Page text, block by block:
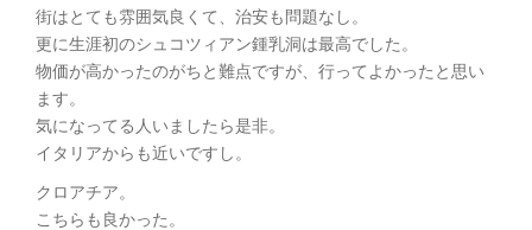
街はとても雰囲気良くて、治安も問題なし。
更に生涯初のシュコツィアン鍾乳洞は最高でした。
物価が高かったのがちと難点ですが、行ってよかったと思い
ます。
気になってる人いましたら是非。
イタリアからも近いですし。
クロアチア。
こちらも良かった。